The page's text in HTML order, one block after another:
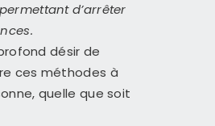
permettant d’arrêter
désir de
ces méthodes à
quelle que soit